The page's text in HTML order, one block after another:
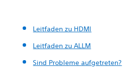
Leitfaden zu HDMI
Leitfaden zu ALLM
Sind Probleme aufgetreten?